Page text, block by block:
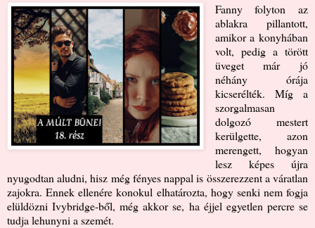
Fanny folyton az
ablakra pillantott,
amikor a konyhában
volt, pedig a törött
üveget már jó
néhány órája
kicserélték. Míg a
szorgalmasan
dolgozó mestert
kerülgette, azon
merengett, hogyan
lesz képes újra
nyugodtan aludni, hisz még fényes nappal is összerezzent a váratlan
zajokra. Ennek ellenére konokul elhatározta, hogy senki nem fogja
elüldözni Ivybridge-ből, még akkor se, ha éjjel egyetlen percre se
tudja lehunyni a szemét.